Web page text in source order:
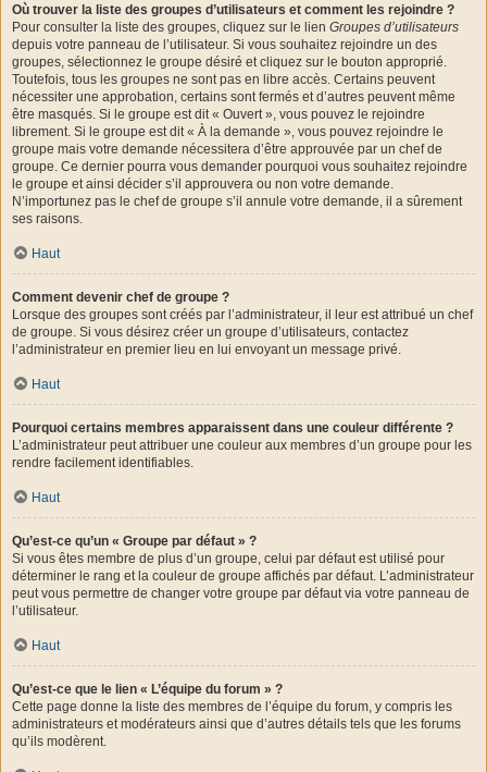
Où trouver la liste des groupes d’utilisateurs et comment les rejoindre ?
Pour consulter la liste des groupes, cliquez sur le lien Groupes d’utilisateurs
depuis votre panneau de l’utilisateur. Si vous souhaitez rejoindre un des
groupes, sélectionnez le groupe désiré et cliquez sur le bouton approprié.
Toutefois, tous les groupes ne sont pas en libre accès. Certains peuvent
nécessiter une approbation, certains sont fermés et d’autres peuvent même
être masqués. Si le groupe est dit « Ouvert », vous pouvez le rejoindre
librement. Si le groupe est dit « À la demande », vous pouvez rejoindre le
groupe mais votre demande nécessitera d’être approuvée par un chef de
groupe. Ce dernier pourra vous demander pourquoi vous souhaitez rejoindre
le groupe et ainsi décider s’il approuvera ou non votre demande.
N’importunez pas le chef de groupe s’il annule votre demande, il a sûrement
ses raisons.
Haut
Comment devenir chef de groupe ?
Lorsque des groupes sont créés par l’administrateur, il leur est attribué un chef
de groupe. Si vous désirez créer un groupe d’utilisateurs, contactez
l’administrateur en premier lieu en lui envoyant un message privé.
Haut
Pourquoi certains membres apparaissent dans une couleur différente ?
L’administrateur peut attribuer une couleur aux membres d’un groupe pour les
rendre facilement identifiables.
Haut
Qu’est-ce qu’un « Groupe par défaut » ?
Si vous êtes membre de plus d’un groupe, celui par défaut est utilisé pour
déterminer le rang et la couleur de groupe affichés par défaut. L’administrateur
peut vous permettre de changer votre groupe par défaut via votre panneau de
l’utilisateur.
Haut
Qu’est-ce que le lien « L’équipe du forum » ?
Cette page donne la liste des membres de l’équipe du forum, y compris les
administrateurs et modérateurs ainsi que d’autres détails tels que les forums
qu’ils modèrent.